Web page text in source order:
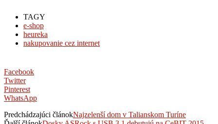
TAGY
e-shop
heureka
nakupovanie cez internet
Facebook
Twitter
Pinterest
WhatsApp
Predchádzajúci článokNajzelenší dom v Talianskom Turíne